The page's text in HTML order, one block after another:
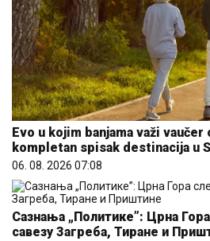
Evo u kojim banjama važi vaučer
kompletan spisak destinacija u
06. 08. 2026 07:08
Сазнања „Политике”: Црна
савезу Загреба, Тиране и